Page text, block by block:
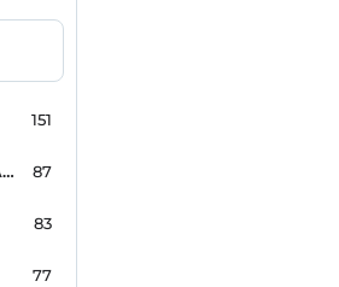
151
Летищен трансфер (платен) 87
83
77